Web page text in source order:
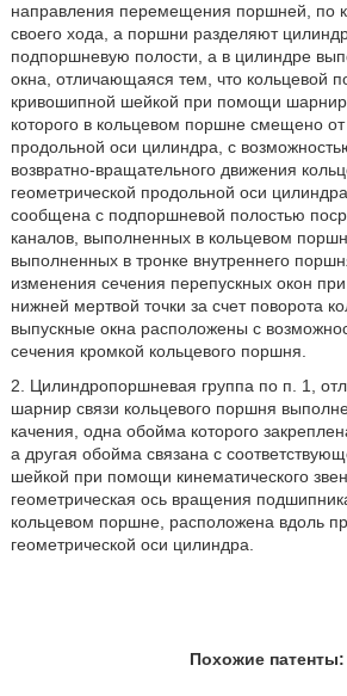
направления перемещения поршней, по
своего хода, а поршни разделяют
подпоршневую полости, а в цилиндре
окна, отличающаяся тем, что кольцевой
кривошипной шейкой при помощи
которого в кольцевом поршне смещено от
продольной оси цилиндра, с
возвратно-вращательного движения
геометрической продольной оси
сообщена с подпоршневой полостью
каналов, выполненных в кольцевом
выполненных в тронке внутреннего
изменения сечения перепускных окон
нижней мертвой точки за счет поворота
выпускные окна расположены с
сечения кромкой кольцевого поршня.
2. Цилиндропоршневая группа по п. 1,
шарнир связи кольцевого поршня
качения, одна обойма которого
а другая обойма связана с
шейкой при помощи кинематического
геометрическая ось вращения
кольцевом поршне, расположена вдоль
геометрической оси цилиндра.
Похожие патенты: